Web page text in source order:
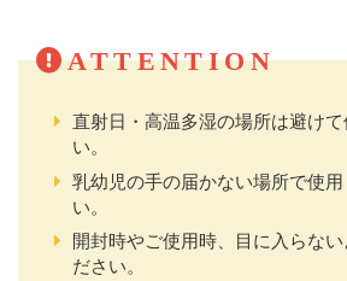
直射日・高温多湿の場所は避けて
い。
乳幼児の手の届かない場所で使
い。
開封時やご使用時、目に入らない
ださい。